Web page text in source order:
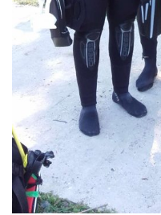
Les Palmes du Lac
Résultats Compétitions
MATERIEL
Section Matériel
Occasions